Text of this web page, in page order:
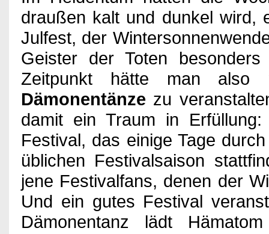
Games
Kino
Bücher
Verlosung
draußen kalt und dunkel wird,
Julfest, der
Geister der Toten
Zeitpunkt hätte man also
Dämonentänze zu
damit ein Traum in
Festival, das einige Tage
üblichen Festivalsaison
jene Festivalfans, denen der
Und ein gutes Festival
Dämonentanz lädt